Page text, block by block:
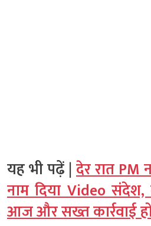
यह भी पढ़ें |देर रात PM
नाम दिया Video
आज और सख्त कार्रवाई